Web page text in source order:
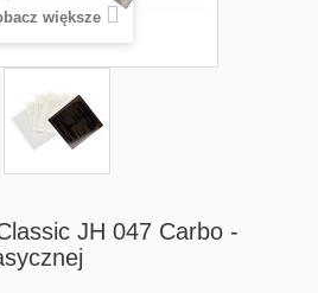
większe
JH 047 Carbo -